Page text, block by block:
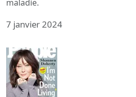
maladie.
7 janvier 2024